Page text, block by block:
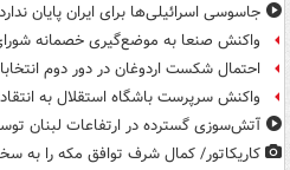
جاسوسی اسرائیلی‌ها برای ایران پایان
واکنش صنعا به موضع‌گیری خصمانه
احتمال شکست اردوغان در دور دوم
واکنش سرپرست باشگاه استقلال به
آتش‌سوزی گسترده در ارتفاعات لبنان
کاریکاتور/ کمال شرف توافق مکه را به